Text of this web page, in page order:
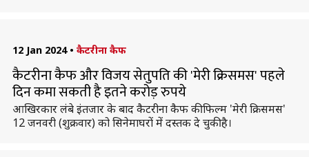
12 Jan 2024 • कैटरीना कैफ
कैटरीना कैफ और विजय सेतुपति की 'मेरी क्रिसमस' पहले
दिन कमा सकती है इतने करोड़ रुपये
आखिरकार लंबे इंतजार के बाद कैटरीना कैफ की फिल्म 'मेरी क्रिसमस'
12 जनवरी (शुक्रवार) को सिनेमाघरों में दस्तक दे चुकी है।